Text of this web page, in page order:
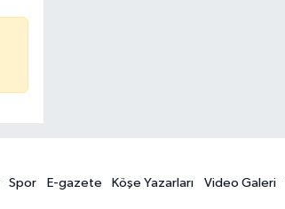
Spor E-gazete Köşe Yazarları Video Galeri